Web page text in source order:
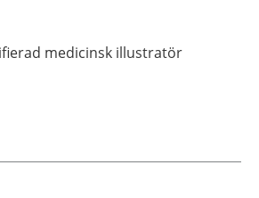
medicinsk illustratör